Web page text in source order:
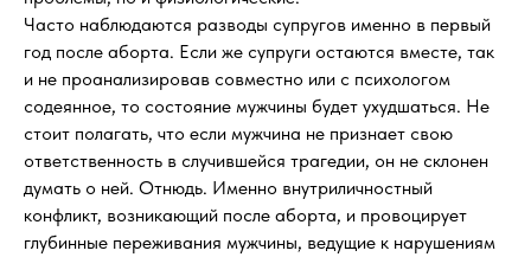
Часто наблюдаются разводы супругов именно в первый
год после аборта. Если же супруги остаются вместе, так
и не проанализировав совместно или с психологом
содеянное, то состояние мужчины будет ухудшаться. Не
стоит полагать, что если мужчина не признает свою
ответственность в случившейся трагедии, он не склонен
думать о ней. Отнюдь. Именно внутриличностный
конфликт, возникающий после аборта, и провоцирует
глубинные переживания мужчины, ведущие к нарушениям